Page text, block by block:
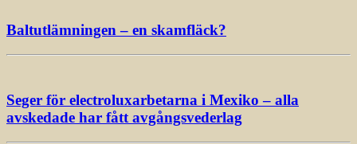
Baltutlämningen – en skamfläck?
Seger för electroluxarbetarna i Mexiko – alla
avskedade har fått avgångsvederlag